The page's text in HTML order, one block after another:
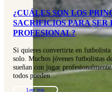
¿CUÁLES SON LOS
SACRIFICIOS PARA
PROFESIONAL?
Si quieres convertirte en
solo. Muchos jóvenes futbolistas
sueñan con jugar
todos pueden…
Leer más